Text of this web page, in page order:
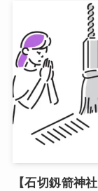
【石切釼箭神